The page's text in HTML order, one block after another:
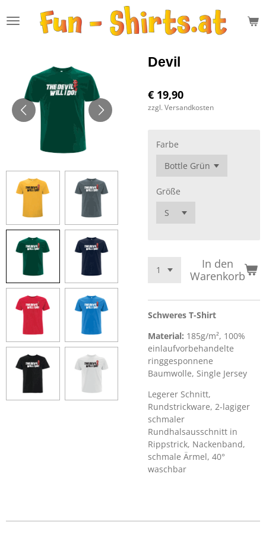
Hauptinhalt
Devil
€ 19,90
zzgl. Versandkosten
Farbe
Größe
In den
Warenkorb
Schweres T-Shirt
Material: 185g/m², 100%
einlaufvorbehandelte
ringgesponnene
Baumwolle, Single Jersey
Legerer Schnitt,
Rundstrickware, 2-lagiger
schmaler
Rundhalsausschnitt in
Rippstrick, Nackenband,
schmale Ärmel, 40°
waschbar